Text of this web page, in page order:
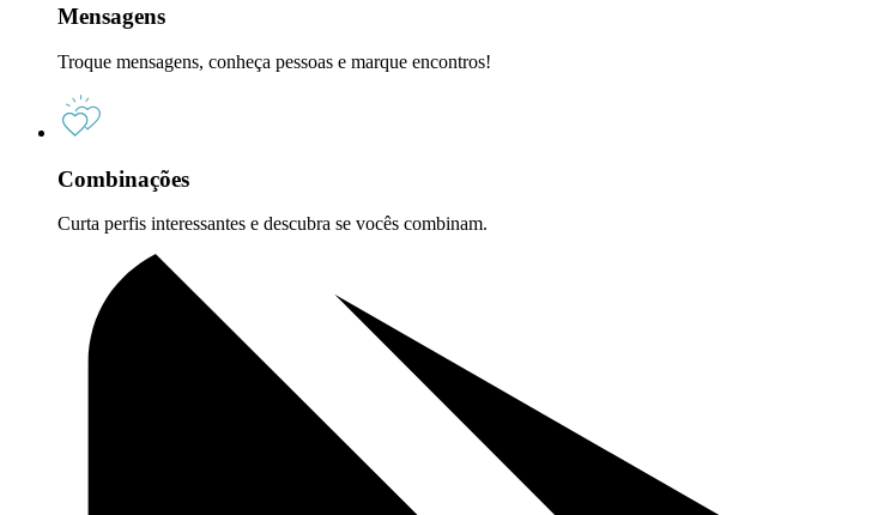
Mensagens
Troque mensagens, conheça pessoas e marque encontros!
Combinações
Curta perfis interessantes e descubra se vocês combinam.